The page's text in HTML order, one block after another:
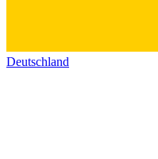
Deutschland